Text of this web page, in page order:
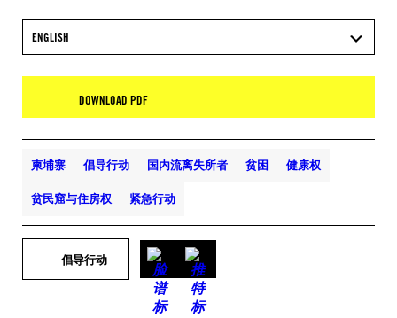
ENGLISH
DOWNLOAD PDF
柬埔寨 倡导行动 国内流离失所者 贫困 健康权
贫民窟与住房权 紧急行动
倡导行动